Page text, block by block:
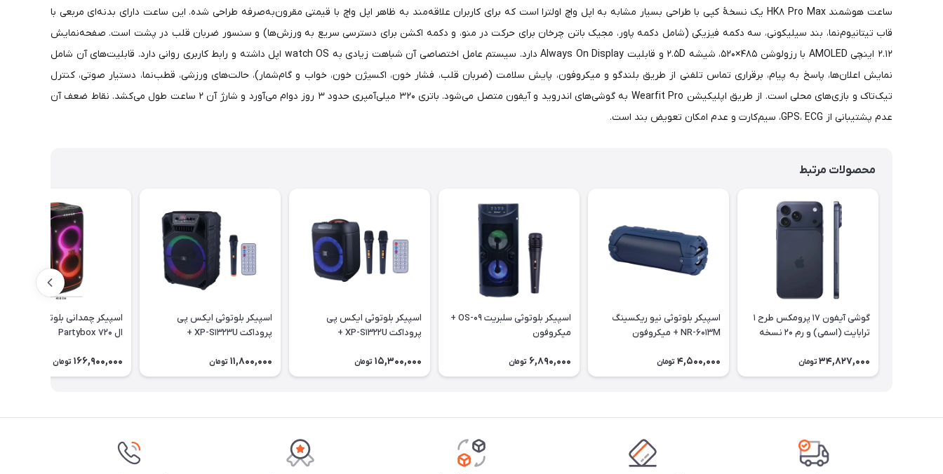
ساعت هوشمند HK8 Pro Max یک نسخهٔ کپی با طراحی بسیار مشابه به اپل واچ اولترا است که برای کاربران علاقه‌مند به ظاهر اپل واچ با قیمتی مقرون‌به‌صرفه طراحی شده. این ساعت دارای بدنه‌ای مربعی با
قاب تیتانیوم‌نما، بند سیلیکونی، سه دکمه فیزیکی (شامل دکمه پاور، مجیک باتن چرخان برای حرکت در منو، و دکمه اکشن برای دسترسی سریع به ورزش‌ها) و سنسور ضربان قلب در پشت است. صفحه‌نمایش
2.12 اینچی AMOLED با رزولوشن 485×520، شیشه 2.5D و قابلیت Always On Display دارد. سیستم عامل اختصاصی آن شباهت زیادی به watch OS اپل داشته و رابط کاربری روانی دارد. قابلیت‌های آن شامل
نمایش اعلان‌ها، پاسخ به پیام، برقراری تماس تلفنی از طریق بلندگو و میکروفون، پایش سلامت (ضربان قلب، فشار خون، اکسیژن خون، خواب و گام‌شمار)، حالت‌های ورزشی، قطب‌نما، دستیار صوتی، کنترل
تیک‌تاک و بازی‌های محلی است. از طریق اپلیکیشن Wearfit Pro به گوشی‌های اندروید و آیفون متصل می‌شود. باتری 320 میلی‌آمپری حدود ۳ روز دوام می‌آورد و شارژ آن ۲ ساعت طول می‌کشد. نقاط ضعف آن
عدم پشتیبانی از GPS، ECG، سیم‌کارت و عدم امکان تعویض بند است.
محصولات مرتبط
گوشی آیفون 17 پرومکس طرح 1
ترابایت (اسمی) و رم 20 نسخه
34,827,000 تومان
اسپیکر بلوتوثی نیو ریکسینگ
NR-6013M + میکروفون
4,500,000 تومان
اسپیکر بلوتوثی سلبریت OS-09 +
میکروفون
6,890,000 تومان
اسپیکر بلوتوثی ایکس پی
پروداکت XP-S1322U +
15,300,000 تومان
اسپیکر بلوتوثی ایکس پی
پروداکت XP-S1323U +
11,800,000 تومان
اسپیکر چمدانی بلوتوثی جی بی
ال Partybox 720
166,900,000 تومان